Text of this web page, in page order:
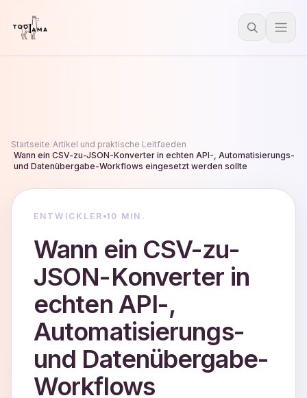
Startseite Artikel und praktische Leitfaeden
Wann ein CSV-zu-JSON-Konverter in echten API-, Automatisierungs-
und Datenübergabe-Workflows eingesetzt werden sollte
ENTWICKLER 10 MIN.
Wann ein CSV-zu-
JSON-Konverter in
echten API-,
Automatisierungs-
und Datenübergabe-
Workflows